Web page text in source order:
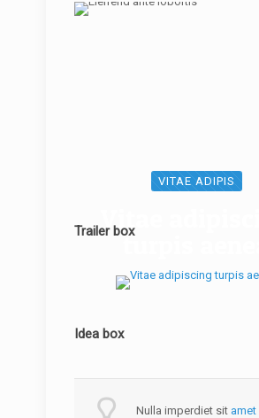
Trailer box
VITAE ADIPIS
Vitae
turpis aenea
Idea box
Nulla imperdiet sit amet